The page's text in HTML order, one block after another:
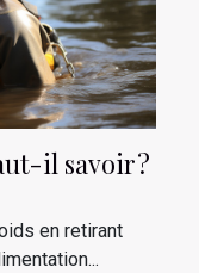
il savoir ?
en retirant